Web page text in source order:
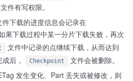
文件有写权限。
下载的进度信息会记录在
果下载过程中某一分片下载失败，再次
文件中记录的点继续下载，从而达到
后，
Checkpoint
文件会被删除。
发生变化、Part 丢失或被修改，则